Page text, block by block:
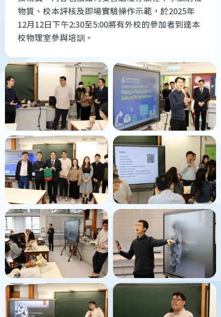
物質、校本評核及即場實驗操作示範，於2025年
12月12日下午2:30至5:00將有外校的參加者到達本
校物理室參與培訓。